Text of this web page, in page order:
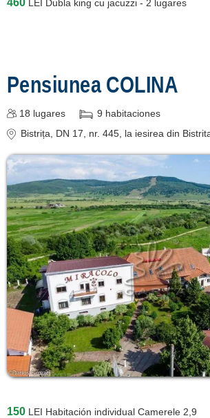
LEI Dubla king cu jacuzzi - 2 lugares
Pensiunea COLINA
18 lugares 9 habitaciones
Bistrița, DN 17, nr. 445, la iesirea din
150 LEI Habitación individual Camerele 2,9